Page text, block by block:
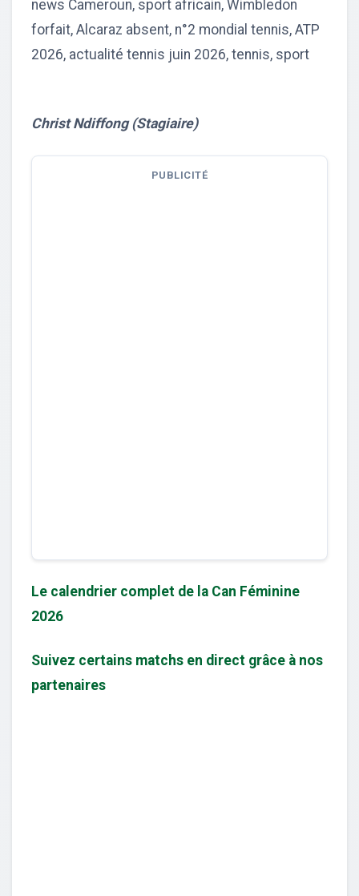
news Cameroun, sport africain, Wimbledon
forfait, Alcaraz absent, n°2 mondial tennis, ATP
2026, actualité tennis juin 2026, tennis, sport
Christ Ndiffong (Stagiaire)
PUBLICITÉ
Le calendrier complet de la Can Féminine
2026
Suivez certains matchs en direct grâce à nos
partenaires